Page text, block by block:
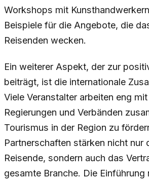
Workshops mit
Beispiele für die Angebote, die
Reisenden wecken.
Ein weiterer Aspekt, der zur
beiträgt, ist die internationale
Viele Veranstalter arbeiten eng
Regierungen und Verbänden
Tourismus in der Region zu
Partnerschaften stärken nicht nur
Reisende, sondern auch das
gesamte Branche. Die Einführung